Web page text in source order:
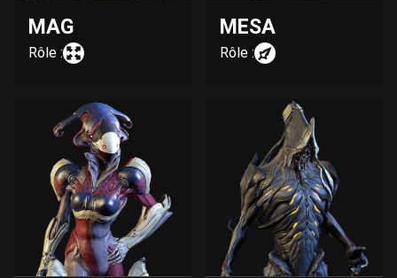
MAG
Rôle :
MESA
Rôle :